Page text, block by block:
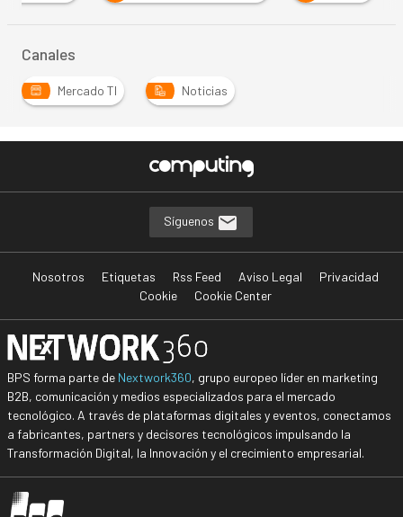
Canales
Mercado TI Noticias
Síguenos
Nosotros Etiquetas Rss Feed Aviso Legal
Privacidad
Cookie
Cookie Center
BPS forma parte de Nextwork360, grupo europeo líder en marketing
B2B, comunicación y medios especializados para el mercado
tecnológico. A través de plataformas digitales y eventos, conectamos
a fabricantes, partners y decisores tecnológicos impulsando la
Transformación Digital, la Innovación y el crecimiento empresarial.